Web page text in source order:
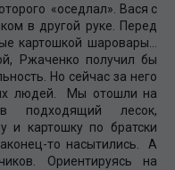
«оседлал». Вася с
в другой руке. Перед
картошкой шаровары…
Ржаченко получил бы
Но сейчас за него
людей. Мы отошли на
подходящий лесок,
и картошку по братски
то насытились. А
Ориентируясь на